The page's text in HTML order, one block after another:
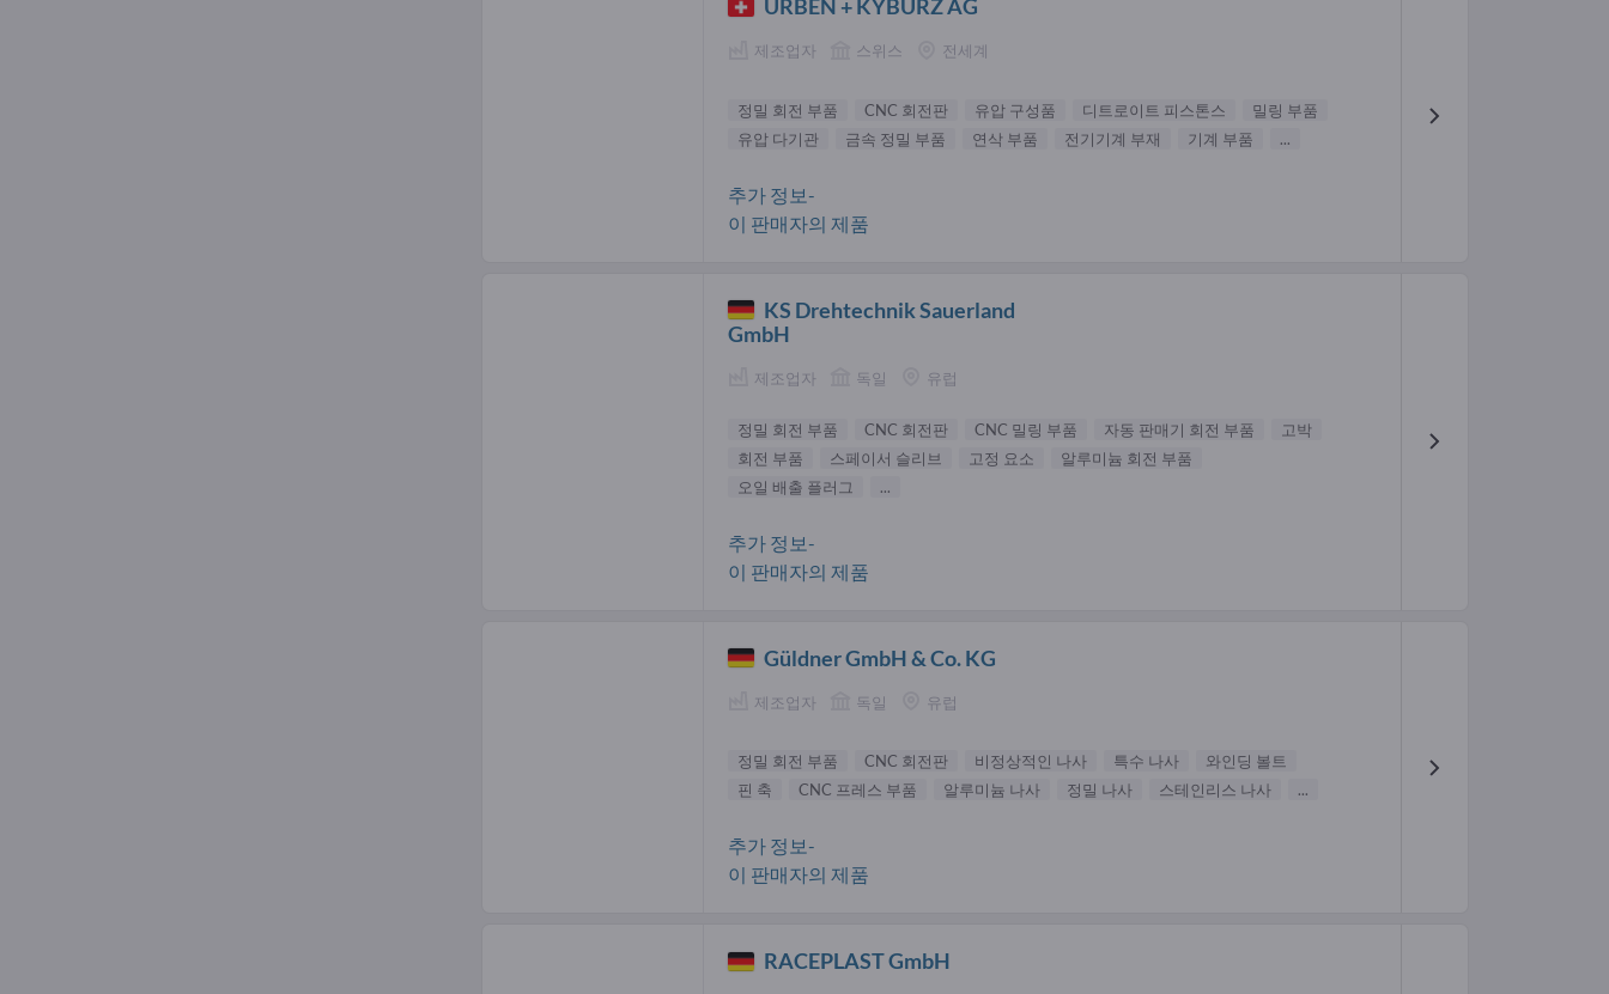
URBEN + KYBURZ AG
제조업자 스위스 전세계
정밀 회전 부품 CNC 회전판 유압 구성품 디트로이트 피스톤스
밀링 부품
유압 다기관
금속 정밀 부품 연삭 부품 전기기계 부재 기계 부품 ...
추가 정보-
이 판매자의 제품
KS Drehtechnik Sauerland
GmbH
제조업자 독일 유럽
정밀 회전 부품 CNC 회전판 CNC 밀링 부품 자동 판매기 회전 부품
고박
회전 부품
스페이서 슬리브 고정 요소
알루미늄 회전 부품
오일 배출 플러그
...
추가 정보-
이 판매자의 제품
Güldner GmbH & Co. KG
제조업자 독일 유럽
정밀 회전 부품 CNC 회전판 비정상적인 나사 특수 나사
와인딩 볼트
핀 축
CNC 프레스 부품 알루미늄 나사 정밀 나사 스테인리스 나사 ...
추가 정보-
이 판매자의 제품
RACEPLAST GmbH